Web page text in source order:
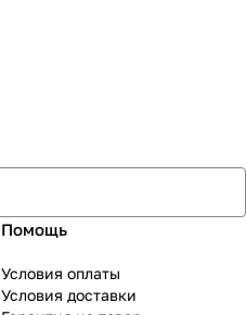
Помощь
Условия оплаты
Условия доставки